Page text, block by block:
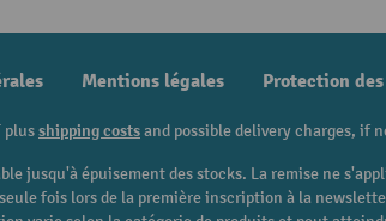
Mentions légales Protection
plusshipping costsand possible delivery charges, if
jusqu'à épuisement des stocks. La remise ne
fois lors de la première inscription à la